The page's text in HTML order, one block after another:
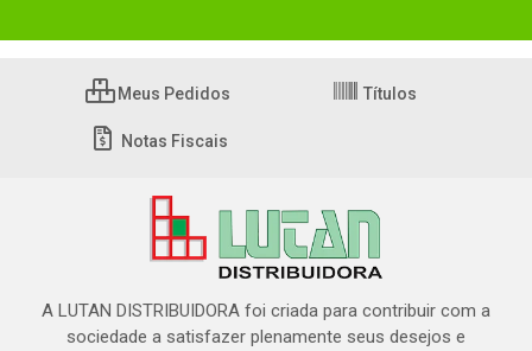
Meus Pedidos Títulos
Notas Fiscais
A LUTAN DISTRIBUIDORA foi criada para contribuir com a
sociedade a satisfazer plenamente seus desejos e